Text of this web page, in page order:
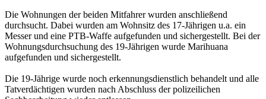
Die Wohnungen der beiden Mitfahrer wurden anschließend
durchsucht. Dabei wurden am Wohnsitz des 17-Jährigen u.a. ein
Messer und eine PTB-Waffe aufgefunden und sichergestellt. Bei der
Wohnungsdurchsuchung des 19-Jährigen wurde Marihuana
aufgefunden und sichergestellt.
Die 19-Jährige wurde noch erkennungsdienstlich behandelt und alle
Tatverdächtigen wurden nach Abschluss der polizeilichen